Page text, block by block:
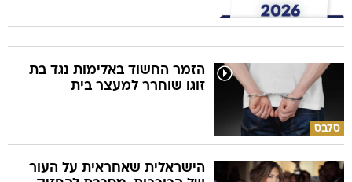
סלבס
הזמר החשוד באלימות נגד בת
זוגו שוחרר למעצר בית
הישראלית שאחראית על העור